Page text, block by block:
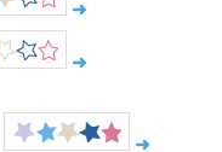
➜
➜
➜